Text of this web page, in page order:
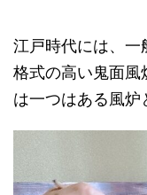
江戸時代には、一
格式の高い鬼面風
は一つはある風炉